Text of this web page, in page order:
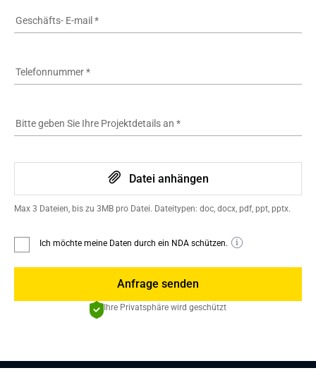
Geschäfts- E-mail*
Telefonnummer*
Bitte geben Sie Ihre Projektdetails an *
Datei anhängen
Max 3 Dateien, bis zu 3MB pro Datei. Dateitypen: doc, docx, pdf, ppt, pptx.
Ich möchte meine Daten durch ein NDA schützen.
Anfrage senden
Ihre Privatsphäre wird geschützt